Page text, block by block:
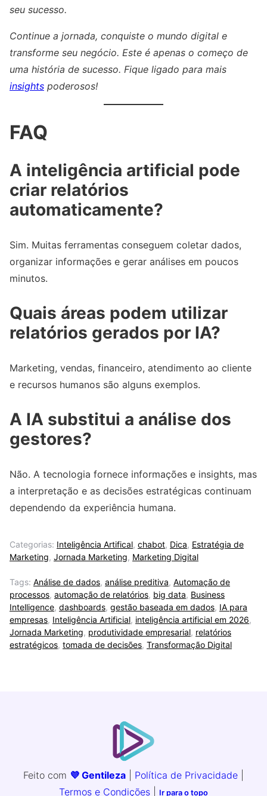
seu sucesso.
Continue a jornada, conquiste o mundo digital e
transforme seu negócio. Este é apenas o começo de
uma história de sucesso. Fique ligado para mais
insights poderosos!
FAQ
A inteligência artificial pode
criar relatórios
automaticamente?
Sim. Muitas ferramentas conseguem coletar dados,
organizar informações e gerar análises em poucos
minutos.
Quais áreas podem utilizar
relatórios gerados por IA?
Marketing, vendas, financeiro, atendimento ao cliente
e recursos humanos são alguns exemplos.
A IA substitui a análise dos
gestores?
Não. A tecnologia fornece informações e insights, mas
a interpretação e as decisões estratégicas continuam
dependendo da experiência humana.
Categorias: Inteligência Artifical, chabot, Dica, Estratégia de
Marketing, Jornada Marketing, Marketing Digital
Tags: Análise de dados, análise preditiva, Automação de
processos, automação de relatórios, big data, Business
Intelligence, dashboards, gestão baseada em dados, IA para
empresas, Inteligência Artificial, inteligência artificial em 2026,
Jornada Marketing, produtividade empresarial, relatórios
estratégicos, tomada de decisões, Transformação Digital
Feito com 💜 Gentileza Política de Privacidade
Termos e Condições
Ir para o topo